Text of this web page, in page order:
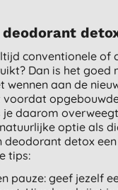
conventionele of
Dan is het goed
wennen aan de
voordat
je daarom
optie als
deodorant detox
tips:
pauze: geef jezelf